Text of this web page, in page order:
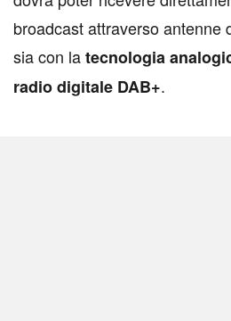
broadcast attraverso antenne
sia con latecnologia
radio digitale DAB+.